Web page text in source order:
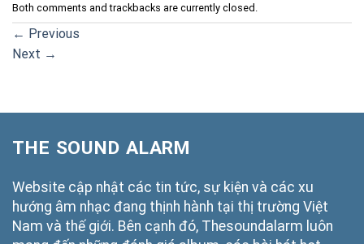
Both comments and trackbacks are currently closed.
← Previous
Next →
THE SOUND ALARM
Website cập nhật các tin tức, sự kiện và các xu
hướng âm nhạc đang thịnh hành tại thị trường Việt
Nam và thế giới. Bên cạnh đó, Thesoundalarm luôn